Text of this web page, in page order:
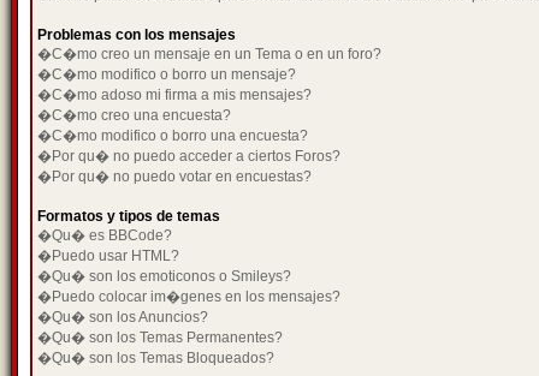
Problemas con los mensajes
�C�mo creo un mensaje en un Tema o en un foro?
�C�mo modifico o borro un mensaje?
�C�mo adoso mi firma a mis mensajes?
�C�mo creo una encuesta?
�C�mo modifico o borro una encuesta?
�Por qu� no puedo acceder a ciertos Foros?
�Por qu� no puedo votar en encuestas?
Formatos y tipos de temas
�Qu� es BBCode?
�Puedo usar HTML?
�Qu� son los emoticonos o Smileys?
�Puedo colocar im�genes en los mensajes?
�Qu� son los Anuncios?
�Qu� son los Temas Permanentes?
�Qu� son los Temas Bloqueados?